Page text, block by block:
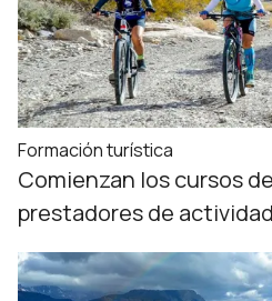
Formación turística
Comienzan los cursos
prestadores de